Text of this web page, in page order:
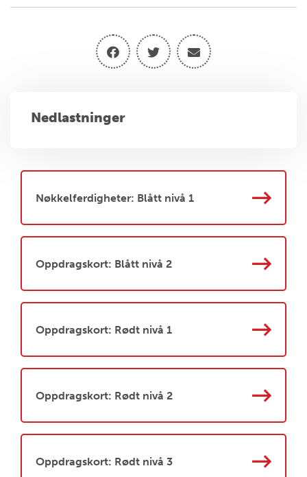
Nedlastninger
Nøkkelferdigheter: Blått nivå 1
Oppdragskort: Blått nivå 2
Oppdragskort: Rødt nivå 1
Oppdragskort: Rødt nivå 2
Oppdragskort: Rødt nivå 3